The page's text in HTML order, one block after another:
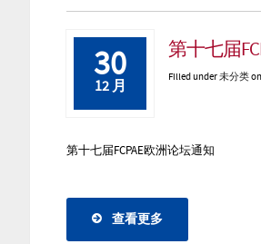
30
12 月
第十七届
Filled under未分类
第十七届FCPAE欧洲论坛通知
查看更多